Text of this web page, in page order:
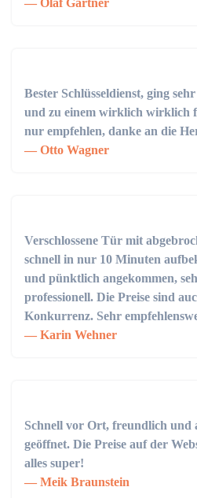
Olaf Gärtner
Bester Schlüsseldienst, ging
und zu einem wirklich wirklich
nur empfehlen, danke an die
Otto Wagner
Verschlossene Tür mit
schnell in nur 10 Minuten
und pünktlich angekommen,
professionell. Die Preise sind
Konkurrenz. Sehr
Karin Wehner
Schnell vor Ort, freundlich und
geöffnet. Die Preise auf der
alles super!
Meik Braunstein